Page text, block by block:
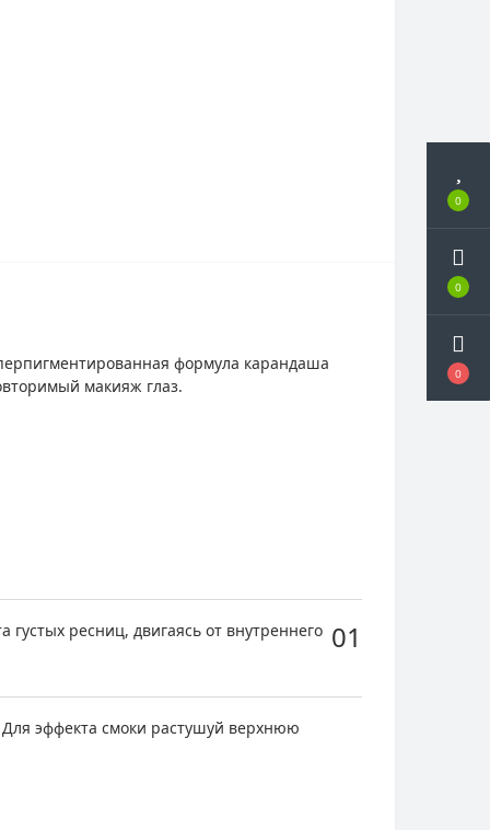
0
0
0
формула карандаша
макияж глаз.
ресниц, двигаясь от внутреннего 01
эффекта смоки растушуй верхнюю